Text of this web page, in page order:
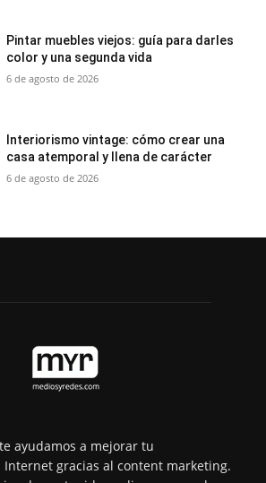
Pintar muebles viejos: guía para darles
color y una segunda vida
6 de agosto de 2026
Interiorismo vintage: cómo crear una
casa atemporal y llena de carácter
6 de agosto de 2026
ayudamos a mejorar tu
gracias al content marketing.